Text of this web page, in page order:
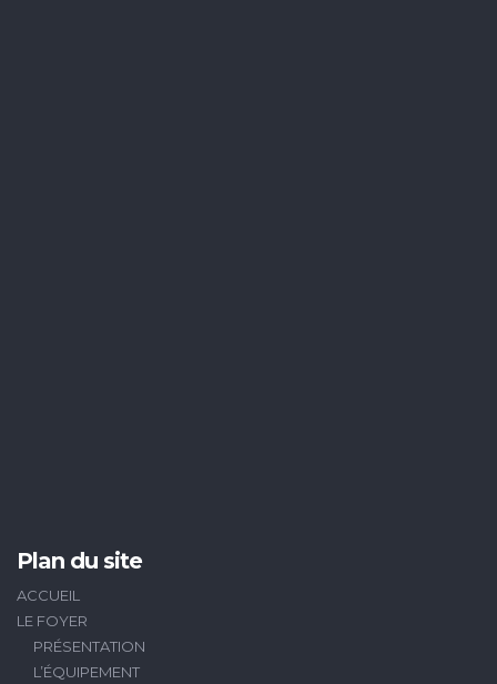
Plan du site
ACCUEIL
LE FOYER
PRÉSENTATION
L’ÉQUIPEMENT